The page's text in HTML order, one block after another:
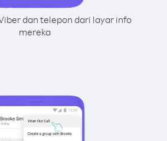
dan telepon dari layar info
mereka